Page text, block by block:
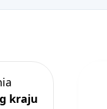
kraju